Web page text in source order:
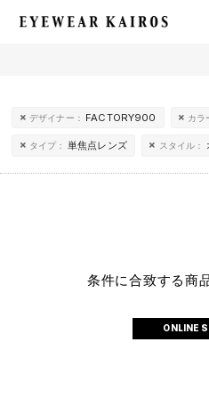
デザイナー： FACTORY900 カラ
タイプ： 単焦点レンズ スタイル：
条件に合致する商
ONLINE